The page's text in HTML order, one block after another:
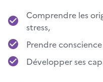
Comprendre les
stress,
Prendre
Développer ses